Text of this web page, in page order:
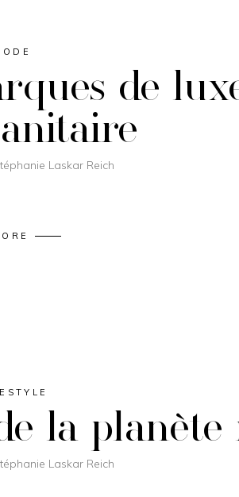
de
Laskar Reich
la planète
Laskar Reich